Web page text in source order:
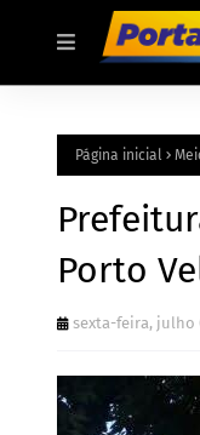
Página inicial
Porto
sexta-feira, julho